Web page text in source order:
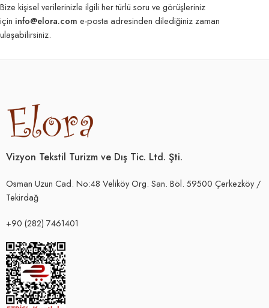
Bize kişisel verilerinizle ilgili her türlü soru ve görüşleriniz
için info@elora.com e-posta adresinden dilediğiniz zaman
ulaşabilirsiniz.
Vizyon Tekstil Turizm ve Dış Tic. Ltd. Şti.
Osman Uzun Cad. No:48 Veliköy Org. San. Böl. 59500 Çerkezköy /
Tekirdağ
+90 (282) 7461401